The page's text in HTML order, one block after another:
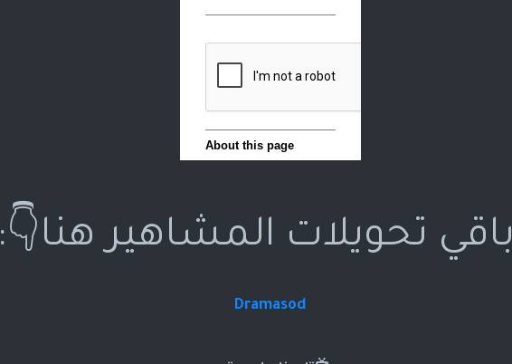
باقي تحويلات المشاهير هنا👇:
Dramasod